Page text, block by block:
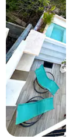
moyenne sur la